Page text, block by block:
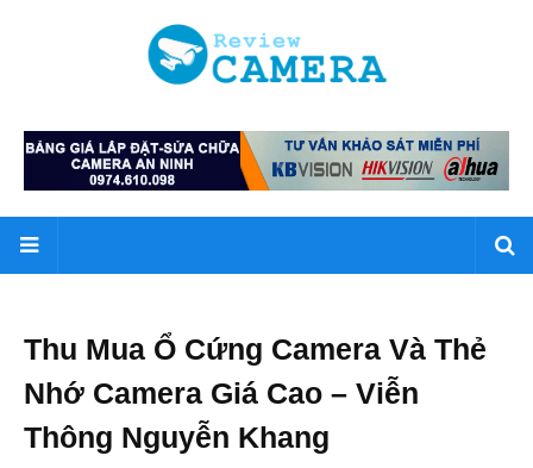
Thu Mua Ổ Cứng Camera Và Thẻ
Nhớ Camera Giá Cao – Viễn
Thông Nguyễn Khang